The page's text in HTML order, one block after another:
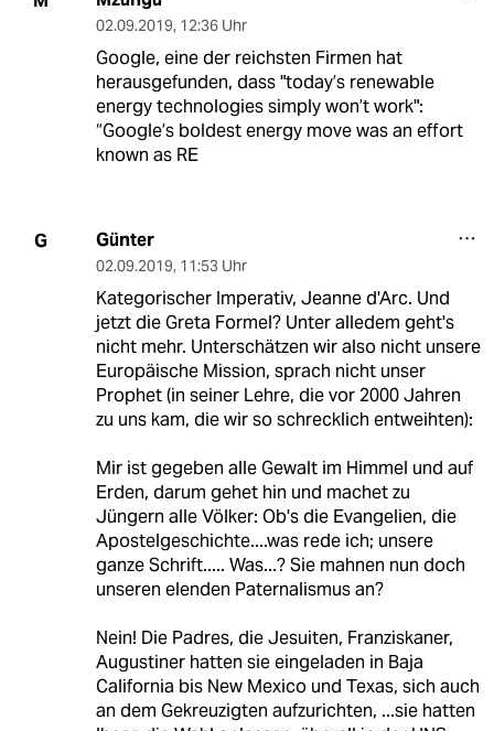
02.09.2019, 12:36 Uhr
Google, eine der reichsten Firmen hat
herausgefunden, dass "today’s renewable
energy technologies simply won’t work":
“Google’s boldest energy move was an effort
known as RE
G Günter
02.09.2019, 11:53 Uhr
Kategorischer Imperativ, Jeanne d'Arc. Und
jetzt die Greta Formel? Unter alledem geht's
nicht mehr. Unterschätzen wir also nicht unsere
Europäische Mission, sprach nicht unser
Prophet (in seiner Lehre, die vor 2000 Jahren
zu uns kam, die wir so schrecklich entweihten):
Mir ist gegeben alle Gewalt im Himmel und auf
Erden, darum gehet hin und machet zu
Jüngern alle Völker: Ob's die Evangelien, die
Apostelgeschichte....was rede ich; unsere
ganze Schrift..... Was...? Sie mahnen nun doch
unseren elenden Paternalismus an?
Nein! Die Padres, die Jesuiten, Franziskaner,
Augustiner hatten sie eingeladen in Baja
California bis New Mexico und Texas, sich auch
an dem Gekreuzigten aufzurichten, ...sie hatten